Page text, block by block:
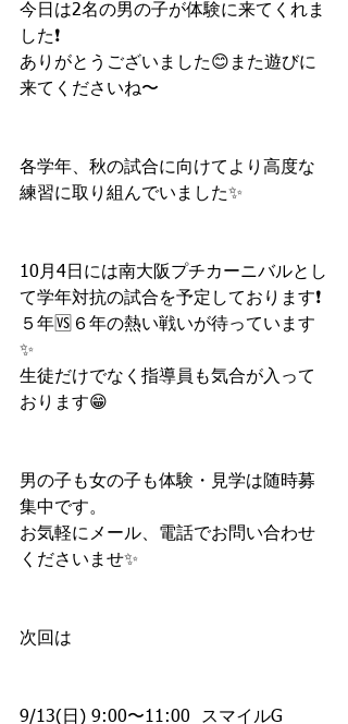
今日は2名の男の子が体験に来てくれま
した❗️
ありがとうございました😊また遊びに
来てくださいね〜
各学年、秋の試合に向けてより高度な
練習に取り組んでいました✨
10月4日には南大阪プチカーニバルとし
て学年対抗の試合を予定しております❗️
５年🆚６年の熱い戦いが待っています
✨
生徒だけでなく指導員も気合が入って
おります😁
男の子も女の子も体験・見学は随時募
集中です。
お気軽にメール、電話でお問い合わせ
くださいませ✨
次回は
9/13(日) 9:00〜11:00  スマイルG